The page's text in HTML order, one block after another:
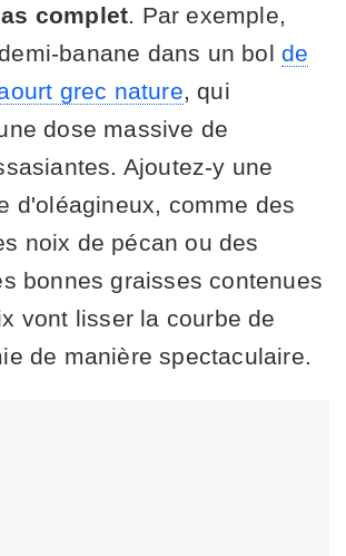
complet . Par exemple,
banane dans un bolde
grec nature , qui
dose massive de
Ajoutez-y une
d'oléagineux, comme des
noix de pécan ou des
bonnes graisses contenues
vont lisser la courbe de
de manière spectaculaire.